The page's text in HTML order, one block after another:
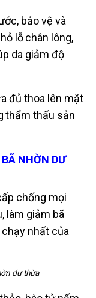
bảo vệ và
lỗchân lông,
da giảm độ
đủ thoa lên mặt
thẩm thấu sản
NHỜN DƯ
chống mọi
làm giảm bã
nhất của
dư thừa